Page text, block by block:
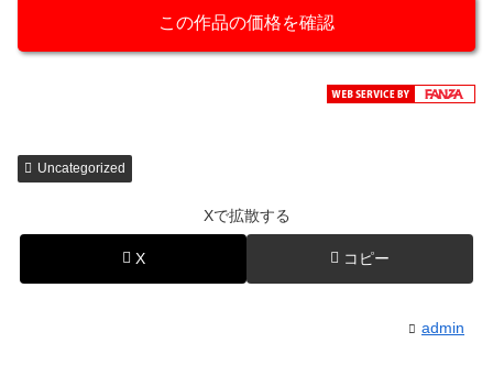
この作品の価格を確認
Uncategorized
Xで拡散する
X コピー
admin